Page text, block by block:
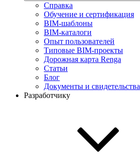
Справка
Обучение и сертификация
BIM-шаблоны
BIM-каталоги
Опыт пользователей
Типовые BIM-проекты
Дорожная карта Renga
Статьи
Блог
Документы и свидетельства
Разработчику